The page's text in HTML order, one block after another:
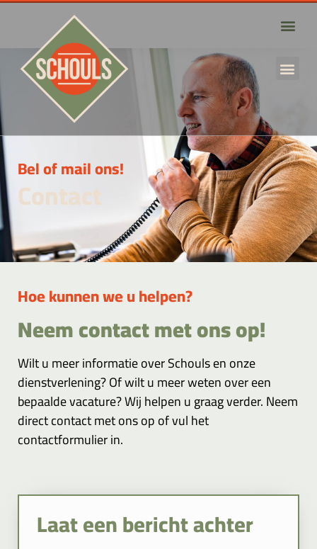
Bel of mail ons!
Contact
Hoe kunnen we u helpen?
Neem contact met ons op!
Wilt u meer informatie over Schouls en onze
dienstverlening? Of wilt u meer weten over een
bepaalde vacature? Wij helpen u graag verder. Neem
direct contact met ons op of vul het
contactformulier in.
Laat een bericht achter